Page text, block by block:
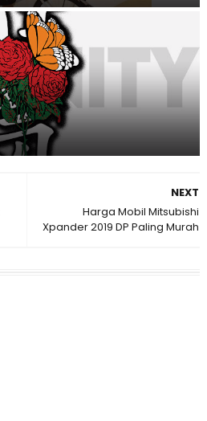
NEXT
Harga Mobil Mitsubishi
Xpander 2019 DP Paling Murah